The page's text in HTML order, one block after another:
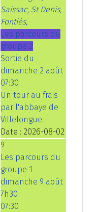
Saissac, St Denis,
Fontiès,
Les parcours du
groupe 2
Sortie du
dimanche 2 août
07:30
Un tour au frais
par l'abbaye de
Villelongue
Date : 2026-08-02
9
Les parcours du
groupe 1
dimanche 9 août
7h30
07:30